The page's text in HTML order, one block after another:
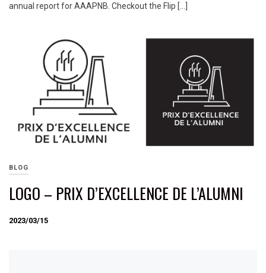
annual report for AAAPNB. Checkout the Flip […]
BLOG
LOGO – PRIX D’EXCELLENCE DE L’ALUMNI
2023/03/15